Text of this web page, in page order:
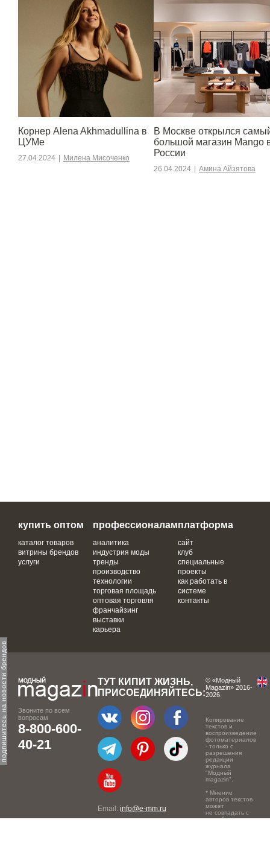
подпишитесь на новости брендов
Корнер Alena Akhmadullina в
ЦУМе
27.04.2024 Милена Мисоченко
В Москве открылся
большой магазин Mango
России
26.04.2024 Амина Айзятова
купить оптом
каталог товаров
витрины брендов
услуги
профессионалам
аналитика
индустрия моды
тренды
производство
технологии
торговая площадь
оптовая торговля
франчайзинг
выставки
карьера
платформа
сайт
клуб
специальные
проекты
как работать в
системе
контакты
Звоните по всем
вопросам
8-800-600-
40-21
ТУТ КИПИТ ЖИЗНЬ,
ПРИСОЕДИНЯЙТЕСЬ:
Email: info@e-mm.ru
© «Модный
Magazin» 2016-
2026.
Копирование
текстов и
воспроизведение
фотоматериалов
- только с
разрешения
редакции
журнала
"Модный
magazin".
* Мнение
авторов текстов
может
не совпадать с
точкой зрения